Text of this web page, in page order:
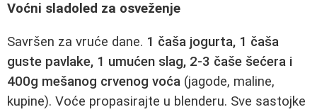
Voćni sladoled za osveženje
Savršen za vruće dane. 1 čaša jogurta, 1 čaša
guste pavlake, 1 umućen slag, 2-3 čaše šećera i
400g mešanog crvenog voća (jagode, maline,
kupine). Voće propasirajte u blenderu. Sve sastojke